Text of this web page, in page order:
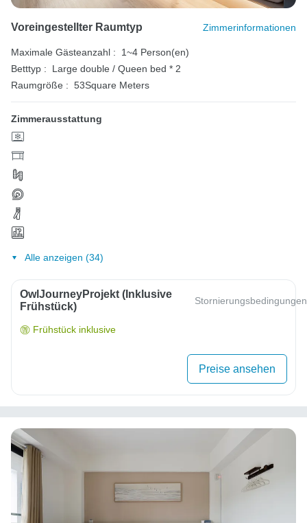
Voreingestellter Raumtyp Zimmerinformationen
Maximale Gästeanzahl :
1~4 Person(en)
Betttyp :
Large double / Queen bed * 2
Raumgröße : 53Square Meters
Zimmerausstattung
Alle anzeigen (34)
OwlJourneyProjekt (inklusive
Frühstück)
Stornierungsbedingungen
Frühstück inklusive
Preise ansehen